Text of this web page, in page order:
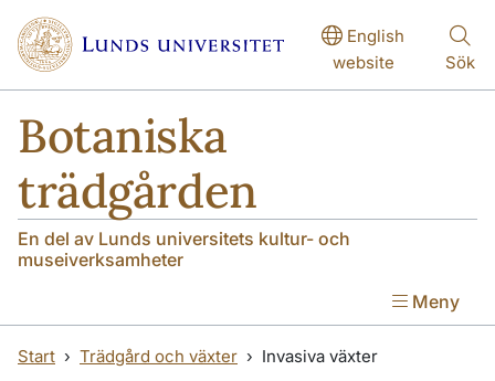
Hoppa till huvudinnehåll
Hoppa till huvudinnehåll
English
website
Sök
Botaniska
trädgården
En del av Lunds universitets kultur- och
museiverksamheter
Meny
Start Trädgård och växter Invasiva växter